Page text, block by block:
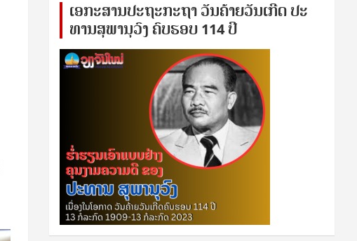
ເອ​ກະ​ສານ​ປະ​ຖະ​ກະ​ຖ​າ ວັນ​ຄ້າຍ​ວັນ​ເກີດ ປ​ະ​
ທານ​ສຸ​ພາ​ນຸ​ວົງ ຄົບ​ຮອບ 114 ປີ